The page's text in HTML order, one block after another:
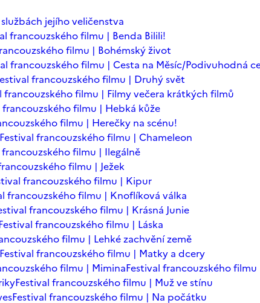
jejího veličenstva
francouzského filmu | Benda Bilili!
filmu | Bohémský život
francouzského filmu | Cesta na Měsíc/Podivuhodná
francouzského filmu | Druhý svět
francouzského filmu | Filmy večera krátkých filmů
francouzského filmu | Hebká kůže
filmu | Herečky na scénu!
Festival francouzského filmu | Chameleon
francouzského filmu | Ilegálně
filmu | Ježek
francouzského filmu | Kipur
francouzského filmu | Knoflíková válka
francouzského filmu | Krásná Junie
francouzského filmu | Láska
filmu | Lehké zachvění země
Festival francouzského filmu | Matky a dcery
filmu | MiminaFestival francouzského
Festival francouzského filmu | Muž ve stínu
Festival francouzského filmu | Na počátku